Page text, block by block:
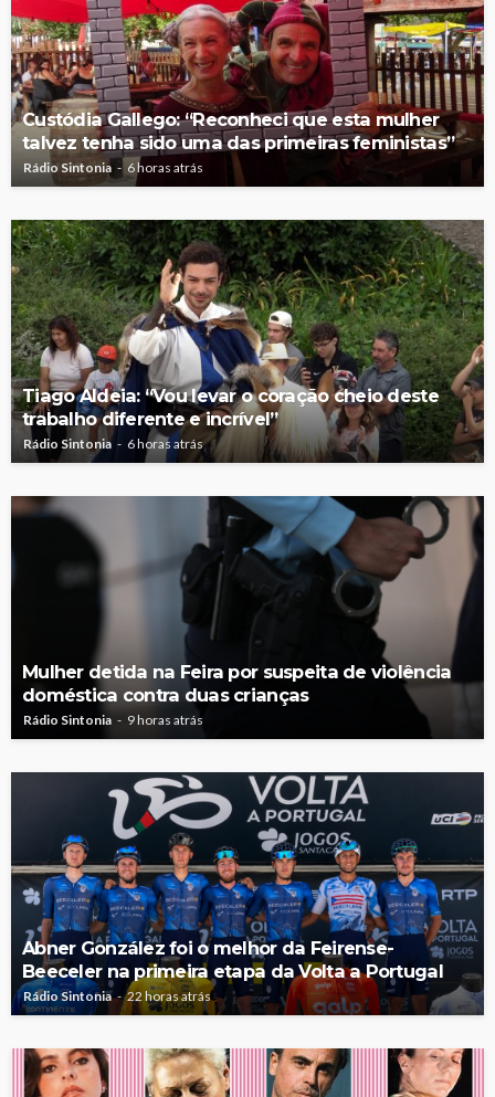
Custódia Gallego: “Reconheci que esta mulher
talvez tenha sido uma das primeiras feministas”
Rádio Sintonia 6 horas atrás
Tiago Aldeia: “Vou levar o coração cheio deste
trabalho diferente e incrível”
Rádio Sintonia 6 horas atrás
Mulher detida na Feira por suspeita de violência
doméstica contra duas crianças
Rádio Sintonia 9 horas atrás
Abner González foi o melhor da Feirense-
Beeceler na primeira etapa da Volta a Portugal
Rádio Sintonia 22 horas atrás